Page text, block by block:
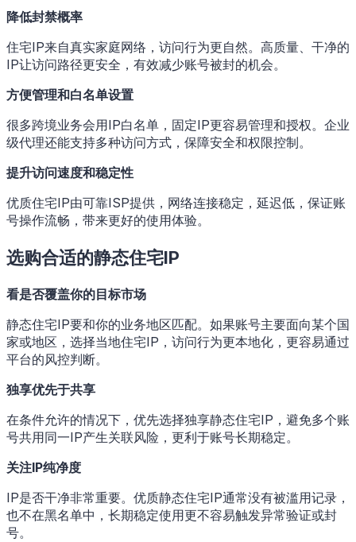
降低封禁概率
住宅IP来自真实家庭网络，访问行为更自然。高质量、干净的
IP让访问路径更安全，有效减少账号被封的机会。
方便管理和白名单设置
很多跨境业务会用IP白名单，固定IP更容易管理和授权。企业
级代理还能支持多种访问方式，保障安全和权限控制。
提升访问速度和稳定性
优质住宅IP由可靠ISP提供，网络连接稳定，延迟低，保证账
号操作流畅，带来更好的使用体验。
选购合适的静态住宅IP
看是否覆盖你的目标市场
静态住宅IP要和你的业务地区匹配。如果账号主要面向某个国
家或地区，选择当地住宅IP，访问行为更本地化，更容易通过
平台的风控判断。
独享优先于共享
在条件允许的情况下，优先选择独享静态住宅IP，避免多个账
号共用同一IP产生关联风险，更利于账号长期稳定。
关注IP纯净度
IP是否干净非常重要。优质静态住宅IP通常没有被滥用记录，
也不在黑名单中，长期稳定使用更不容易触发异常验证或封
号。